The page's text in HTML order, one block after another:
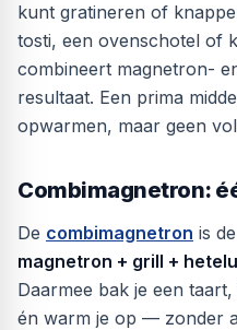
kunt gratineren of
tosti, een ovenschotel of
combineert magnetron-
resultaat. Een prima
opwarmen, maar geen
Combimagnetron:
De combimagnetron is
magnetron + grill +
Daarmee bak je een
én warm je op — zonder